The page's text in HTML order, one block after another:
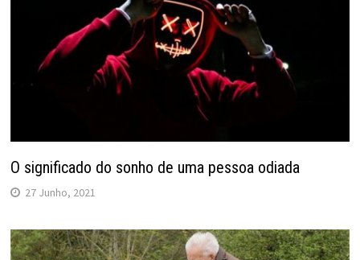
O significado do sonho de uma pessoa odiada
27 Junho, 2021